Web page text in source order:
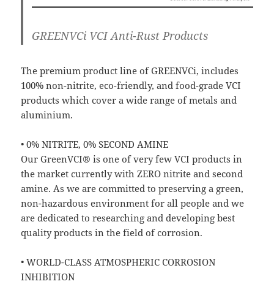
GREENVCi VCI Anti-Rust Products
The premium product line of GREENVCi, includes
100% non-nitrite, eco-friendly, and food-grade VCI
products which cover a wide range of metals and
aluminium.
• 0% NITRITE, 0% SECOND AMINE
Our GreenVCI® is one of very few VCI products in
the market currently with ZERO nitrite and second
amine. As we are committed to preserving a green,
non-hazardous environment for all people and we
are dedicated to researching and developing best
quality products in the field of corrosion.
• WORLD-CLASS ATMOSPHERIC CORROSION
INHIBITION